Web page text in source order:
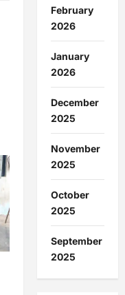
February
2026
January
2026
December
2025
November
2025
October
2025
September
2025